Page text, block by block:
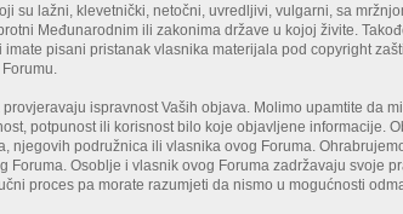
su lažni, klevetnički, netočni, uvredljivi, vulgarni, sa
Međunarodnim ili zakonima države u kojoj živite.
pisani pristanak vlasnika materijala pod copyright
ispravnost Vaših objava. Molimo upamtite da
potpunost ili korisnost bilo koje objavljene informacije.
podružnica ili vlasnika ovog Foruma.
Osoblje i vlasnik ovog Foruma zadržavaju svoje
proces pa morate razumjeti da nismo u mogućnosti